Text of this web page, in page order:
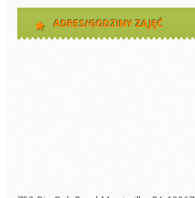
ADRES/GODZINY ZAJĘĆ